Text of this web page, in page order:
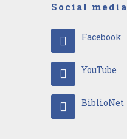
Social media
Facebook
YouTube
BiblioNet